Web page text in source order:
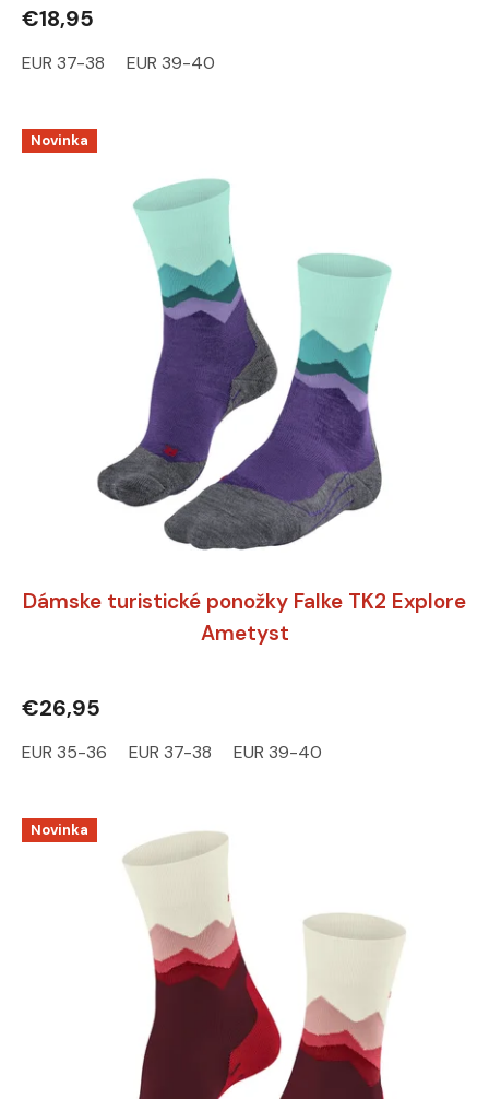
€18,95
EUR 37-38 EUR 39-40
Novinka
Dámske turistické ponožky Falke TK2 Explore
Ametyst
€26,95
EUR 35-36 EUR 37-38 EUR 39-40
Novinka